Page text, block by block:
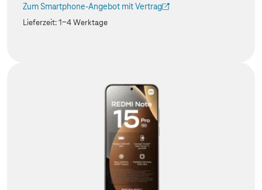
Zum Smartphone-Angebot mit Vertrag
(Der Link wird in einem neuen Tab geöffnet)
Lieferzeit:1-4 Werktage